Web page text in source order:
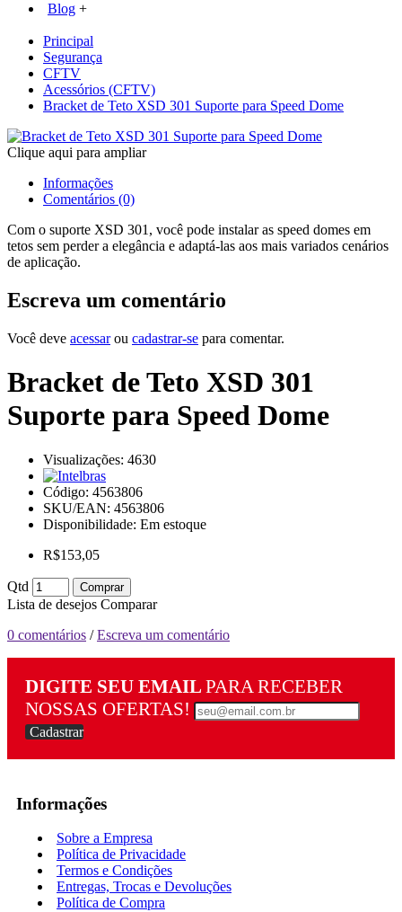
Blog +
Principal
Segurança
CFTV
Acessórios (CFTV)
Bracket de Teto XSD 301 Suporte para Speed Dome
Clique aqui para ampliar
Informações
Comentários (0)
Com o suporte XSD 301, você pode instalar as speed domes em
tetos sem perder a elegância e adaptá-las aos mais variados cenários
de aplicação.
Escreva um comentário
Você deve acessarou cadastrar-se para comentar.
Bracket de Teto XSD 301
Suporte para Speed Dome
Visualizações: 4630
Código: 4563806
SKU/EAN: 4563806
Disponibilidade: Em estoque
R$153,05
Qtd Comprar
Lista de desejos Comparar
0 comentários /Escreva um comentário
DIGITE SEU EMAIL PARA RECEBER
NOSSAS OFERTAS!
Cadastrar
Informações
Sobre a Empresa
Política de Privacidade
Termos e Condições
Entregas, Trocas e Devoluções
Política de Compra